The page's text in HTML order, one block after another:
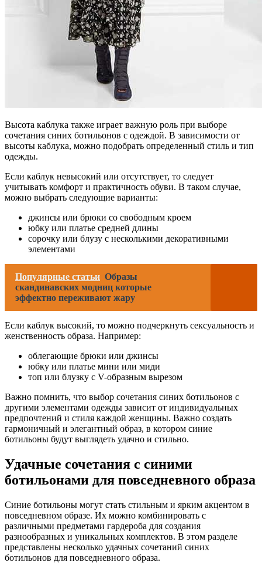
Высота каблука также играет важную роль при выборе
сочетания синих ботильонов с одеждой. В зависимости от
высоты каблука, можно подобрать определенный стиль и тип
одежды.
Если каблук невысокий или отсутствует, то следует
учитывать комфорт и практичность обуви. В таком случае,
можно выбрать следующие варианты:
джинсы или брюки со свободным кроем
юбку или платье средней длины
сорочку или блузу с несколькими декоративными
элементами
Популярные статьи Образы
скандинавских модниц которые
эффектно переживают жару
Если каблук высокий, то можно подчеркнуть сексуальность и
женственность образа. Например:
облегающие брюки или джинсы
юбку или платье мини или миди
топ или блузку с V-образным вырезом
Важно помнить, что выбор сочетания синих ботильонов с
другими элементами одежды зависит от индивидуальных
предпочтений и стиля каждой женщины. Важно создать
гармоничный и элегантный образ, в котором синие
ботильоны будут выглядеть удачно и стильно.
Удачные сочетания с синими
ботильонами для повседневного образа
Синие ботильоны могут стать стильным и ярким акцентом в
повседневном образе. Их можно комбинировать с
различными предметами гардероба для создания
разнообразных и уникальных комплектов. В этом разделе
представлены несколько удачных сочетаний синих
ботильонов для повседневного образа.